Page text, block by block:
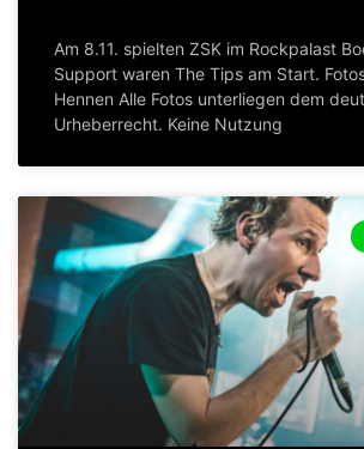
Am 8.11. spielten ZSK im Rockpalast
Support waren The Tips am Start.
Hennen Alle Fotos unterliegen dem
Urheberrecht. Keine Nutzung